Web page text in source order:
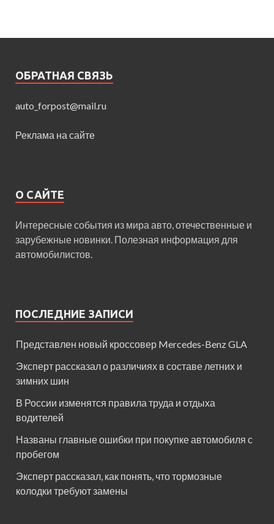
ОБРАТНАЯ СВЯЗЬ
auto_forpost@mail.ru
Реклама на сайте
О САЙТЕ
Интересные события из мира авто, отечественные и
зарубежные новинки. Полезная информация для
автомобилистов.
ПОСЛЕДНИЕ ЗАПИСИ
Представлен новый кроссовер Mercedes-Benz GLA
Эксперт рассказал о различиях в составе летних и
зимних шин
В России изменятся правила труда и отдыха
водителей
Названы главные ошибки при покупке автомобиля с
пробегом
Эксперт рассказал, как понять, что тормозные
колодки требуют замены